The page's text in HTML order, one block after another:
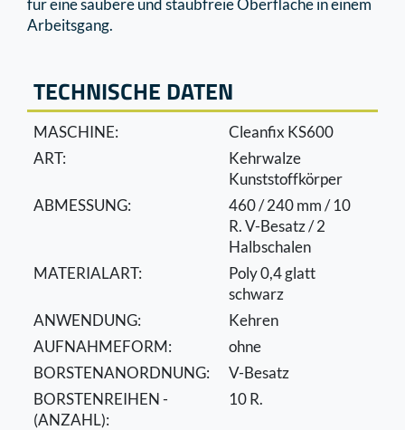
für eine saubere und staubfreie Oberﬂäche in einem
Arbeitsgang.
TECHNISCHE DATEN
MASCHINE:
Cleanfix KS600
ART:
Kehrwalze
Kunststoffkörper
ABMESSUNG:
460 / 240 mm / 10
R. V-Besatz / 2
Halbschalen
MATERIALART:
Poly 0,4 glatt
schwarz
ANWENDUNG:
Kehren
AUFNAHMEFORM:
ohne
BORSTENANORDNUNG:
V-Besatz
BORSTENREIHEN -
(ANZAHL):
10 R.